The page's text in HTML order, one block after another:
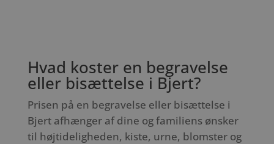
Hvad koster en begravelse
eller bisættelse i Bjert?
Prisen på en begravelse eller bisættelse i
Bjert afhænger af dine og familiens ønsker
til højtideligheden, kiste, urne, blomster og